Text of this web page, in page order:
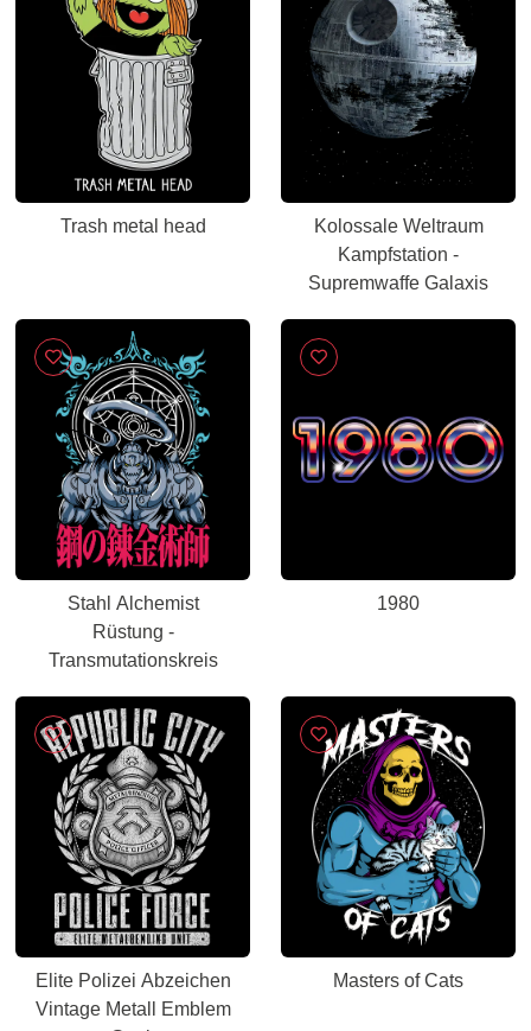
Trash metal head
Kolossale Weltraum
Kampfstation -
Supremwaffe Galaxis
Stahl Alchemist
Rüstung -
Transmutationskreis
1980
Elite Polizei Abzeichen
Vintage Metall Emblem
Masters of Cats